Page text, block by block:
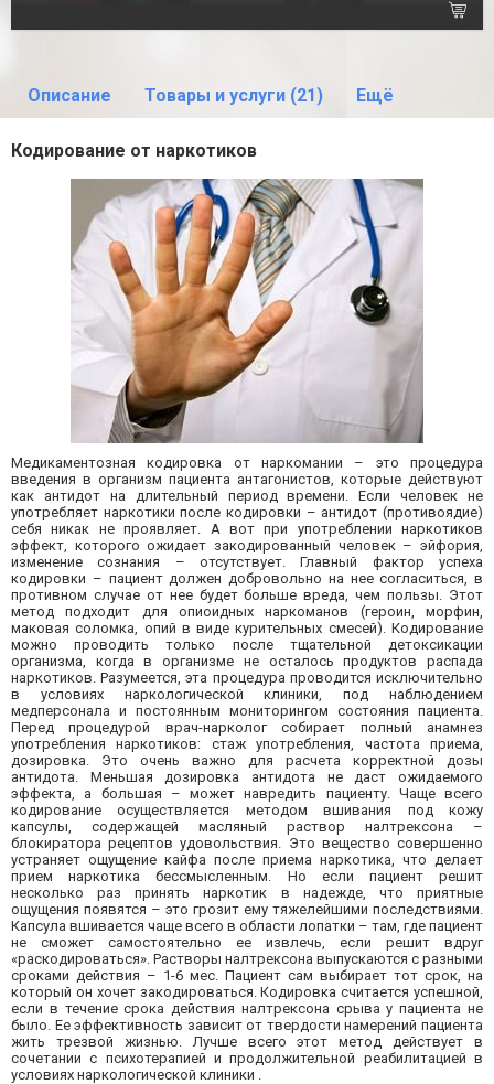
Описание Товары и услуги (21) Ещё
Кодирование от наркотиков
Медикаментозная кодировка от наркомании – это процедура
введения в организм пациента антагонистов, которые действуют
как антидот на длительный период времени. Если человек не
употребляет наркотики после кодировки – антидот (противоядие)
себя никак не проявляет. А вот при употреблении наркотиков
эффект, которого ожидает закодированный человек – эйфория,
изменение сознания – отсутствует. Главный фактор успеха
кодировки – пациент должен добровольно на нее согласиться, в
противном случае от нее будет больше вреда, чем пользы. Этот
метод подходит для опиоидных наркоманов (героин, морфин,
маковая соломка, опий в виде курительных смесей). Кодирование
можно проводить только после тщательной детоксикации
организма, когда в организме не осталось продуктов распада
наркотиков. Разумеется, эта процедура проводится исключительно
в условиях наркологической клиники, под наблюдением
медперсонала и постоянным мониторингом состояния пациента.
Перед процедурой врач-нарколог собирает полный анамнез
употребления наркотиков: стаж употребления, частота приема,
дозировка. Это очень важно для расчета корректной дозы
антидота. Меньшая дозировка антидота не даст ожидаемого
эффекта, а большая – может навредить пациенту. Чаще всего
кодирование осуществляется методом вшивания под кожу
капсулы, содержащей масляный раствор налтрексона –
блокиратора рецептов удовольствия. Это вещество совершенно
устраняет ощущение кайфа после приема наркотика, что делает
прием наркотика бессмысленным. Но если пациент решит
несколько раз принять наркотик в надежде, что приятные
ощущения появятся – это грозит ему тяжелейшими последствиями.
Капсула вшивается чаще всего в области лопатки – там, где пациент
не сможет самостоятельно ее извлечь, если решит вдруг
«раскодироваться». Растворы налтрексона выпускаются с разными
сроками действия – 1-6 мес. Пациент сам выбирает тот срок, на
который он хочет закодироваться. Кодировка считается успешной,
если в течение срока действия налтрексона срыва у пациента не
было. Ее эффективность зависит от твердости намерений пациента
жить трезвой жизнью. Лучше всего этот метод действует в
сочетании с психотерапией и продолжительной реабилитацией в
условиях наркологической клиники .